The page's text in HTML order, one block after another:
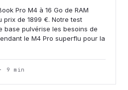
Pro M4 à 16 Go de RAM
de 1899 €. Notre test
base pulvérise les besoins de
le M4 Pro superflu pour la
· 9 min